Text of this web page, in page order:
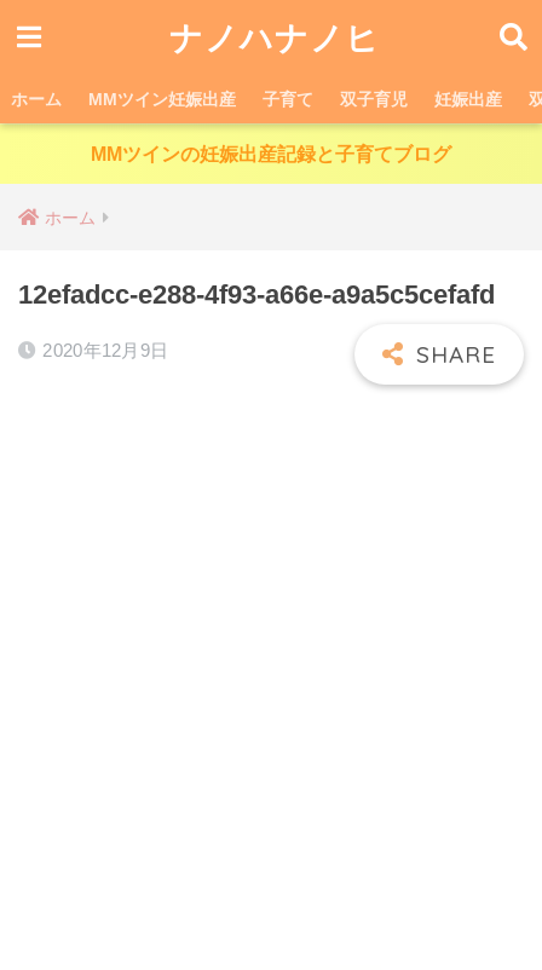
ナノハナノヒ
ホーム MMツイン妊娠出産 子育て 双子育児 妊娠出産
MMツインの妊娠出産記録と子育てブログ
ホーム
12efadcc-e288-4f93-a66e-a9a5c5cefafd
2020年12月9日